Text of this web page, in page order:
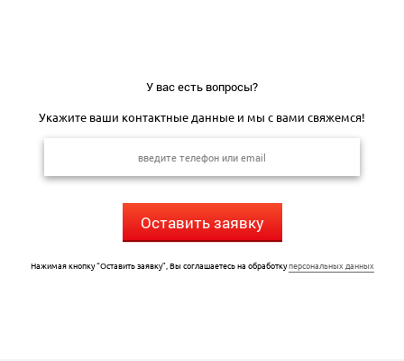
У вас есть вопросы?
Укажите ваши контактные данные и мы с вами свяжемся!
Оставить заявку
Нажимая кнопку “Оставить заявку”, Вы соглашаетесь на обработкуперсональных данных